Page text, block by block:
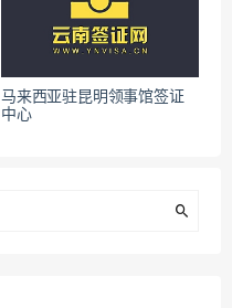
马来西亚驻昆明领事馆签证
中心